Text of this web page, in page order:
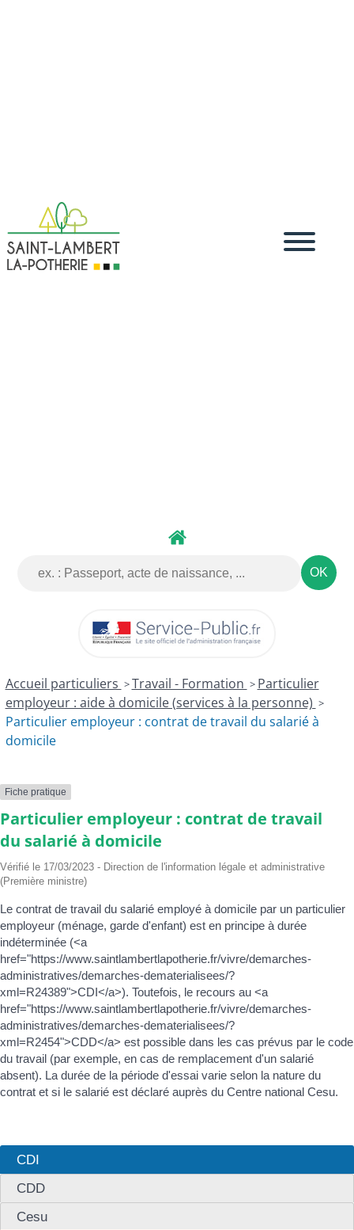
Accueil particuliers >Travail - Formation > Particulier
employeur : aide à domicile (services à la personne) >
Particulier employeur : contrat de travail du salarié à
domicile
Fiche pratique
Particulier employeur : contrat de travail
du salarié à domicile
Vérifié le 17/03/2023 - Direction de l'information légale et administrative
(Première ministre)
Le contrat de travail du salarié employé à domicile par un particulier
employeur (ménage, garde d'enfant) est en principe à durée
indéterminée (<a
href="https://www.saintlambertlapotherie.fr/vivre/demarches-
administratives/demarches-dematerialisees/?
xml=R24389">CDI</a>). Toutefois, le recours au <a
href="https://www.saintlambertlapotherie.fr/vivre/demarches-
administratives/demarches-dematerialisees/?
xml=R2454">CDD</a> est possible dans les cas prévus par le code
du travail (par exemple, en cas de remplacement d'un salarié
absent). La durée de la période d'essai varie selon la nature du
contrat et si le salarié est déclaré auprès du Centre national Cesu.
CDI
CDD
Cesu